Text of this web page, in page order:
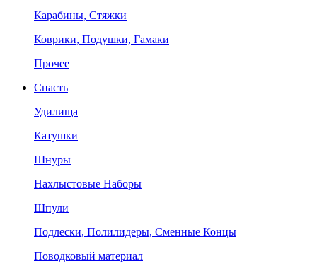
Карабины, Стяжки
Коврики, Подушки, Гамаки
Прочее
Снасть
Удилища
Катушки
Шнуры
Нахлыстовые Наборы
Шпули
Подлески, Полилидеры, Сменные Концы
Поводковый материал